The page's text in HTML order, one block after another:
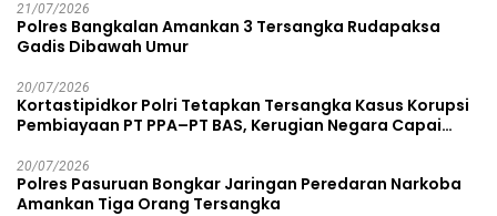
21/07/2026
Polres Bangkalan Amankan 3 Tersangka Rudapaksa
Gadis Dibawah Umur
20/07/2026
Kortastipidkor Polri Tetapkan Tersangka Kasus Korupsi
Pembiayaan PT PPA–PT BAS, Kerugian Negara Capai
20/07/2026
Polres Pasuruan Bongkar Jaringan Peredaran Narkoba
Amankan Tiga Orang Tersangka